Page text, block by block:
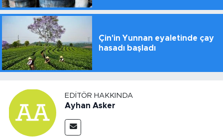
Çin'in Yunnan eyaletinde çay
hasadı başladı
EDITÖR HAKKINDA
Ayhan Asker